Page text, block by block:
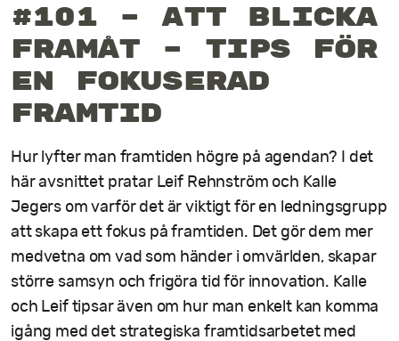
#101 – Att blicka
framåt – tips för
en fokuserad
framtid
Hur lyfter man framtiden högre på agendan? I det
här avsnittet pratar Leif Rehnström och Kalle
Jegers om varför det är viktigt för en ledningsgrupp
att skapa ett fokus på framtiden. Det gör dem mer
medvetna om vad som händer i omvärlden, skapar
större samsyn och frigöra tid för innovation. Kalle
och Leif tipsar även om hur man enkelt kan komma
igång med det strategiska framtidsarbetet med